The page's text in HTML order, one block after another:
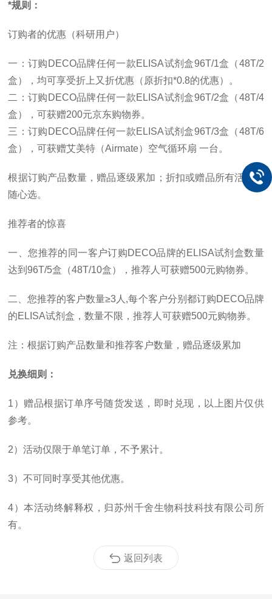
*规则：
订购者的优惠（科研用户）
一：订购DECO品牌任何一款ELISA试剂盒96T/1盒（48T/2
盒），均可享受折上又折优惠（原折扣*0.8的优惠）。
二：订购DECO品牌任何一款ELISA试剂盒96T/2盒（48T/4
盒），可获赠200元京东购物券。
三：订购DECO品牌任何一款ELISA试剂盒96T/3盒（48T/6
盒），可获赠艾美特（Airmate）空气循环扇 一台。
根据订购产品数量，赠品逐级累加；折扣或赠品所有活动，
随心选。
推荐者的惊喜
一、您推荐的同一客户订购DECO品牌的ELISA试剂盒数量
达到96T/5盒（48T/10盒），推荐人可获赠500元购物券。
二、您推荐的客户数量≥3人,每个客户分别都订购DECO品牌
的ELISA试剂盒，数量不限，推荐人可获赠500元购物券。
注：根据订购产品数量和推荐客户数量，赠品逐级累加
兑换细则：
1）赠品根据订单序号随货发送，即时兑现，以上图片仅供
参考。
2）活动仅限于单笔订单，不予累计。
3）不可同时享受其他优惠。
4）本活动终解释权，归苏州千舍生物科技科技有限公司所
有。
返回列表